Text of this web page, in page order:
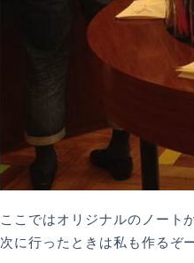
ここではオリジナルのノート
次に行ったときは私も作るぞ